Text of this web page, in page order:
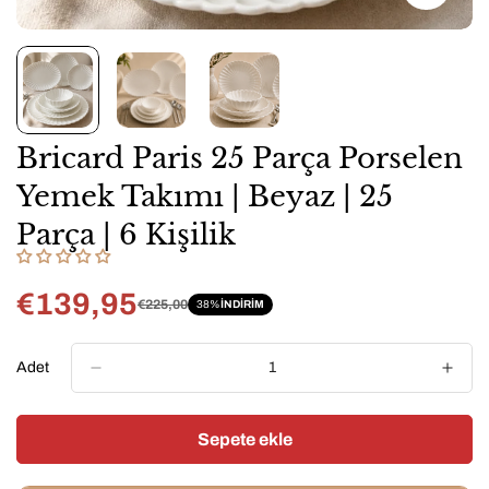
Bricard Paris 25 Parça Porselen
Yemek Takımı | Beyaz | 25
Parça | 6 Kişilik
Satış
€139,95
Normal
€225,00 38%INDIRIM
Adet
Sepete ekle